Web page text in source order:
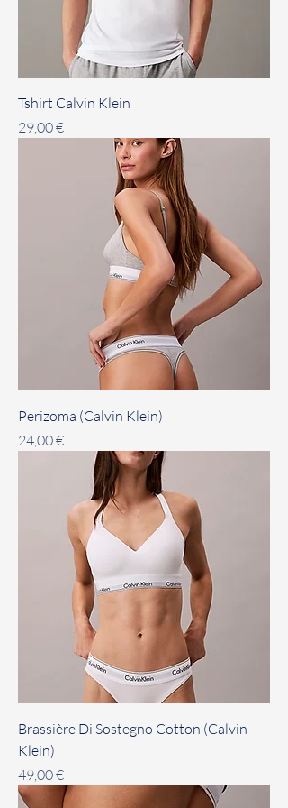
Tshirt Calvin Klein
Prezzo
29,00 €
Perizoma (Calvin Klein)
Prezzo
24,00 €
Brassière Di Sostegno Cotton (Calvin
Klein)
Prezzo
49,00 €